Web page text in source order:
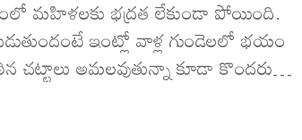
మ‌హిళ‌ల‌కు భద్ర‌త లేకుండా పోయింది.
ఇంట్లో వాళ్ల గుండెల‌లో భ‌యం
చ‌ట్టాలు అమ‌ల‌వుతున్నా కూడా కొంద‌రు